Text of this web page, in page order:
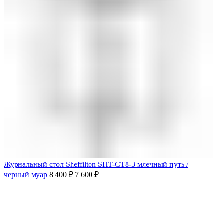
Журнальный стол Sheffilton SHT-CT8-3 млечный путь /
черный муар 8 400₽ 7 600 ₽